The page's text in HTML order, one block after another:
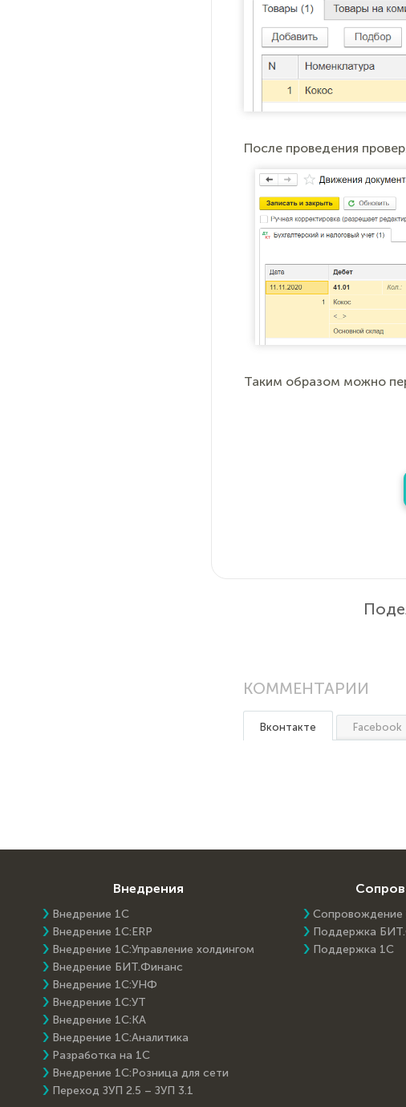
После проведения
Таким образом можно
КОММЕНТАРИИ
Вконтакте Facebook
Внедрения
Внедрение 1С
Внедрение 1C:ERP
Внедрение 1С:Управление холдингом
Внедрение БИТ.Финанс
Внедрение 1С:УНФ
Внедрение 1С:УТ
Внедрение 1С:КА
Внедрение 1С:Аналитика
Разработка на 1С
Внедрение 1С:Розница для сети
Переход ЗУП 2.5 – ЗУП 3.1
Сопровождение
Поддержка
Поддержка 1С